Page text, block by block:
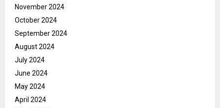
November 2024
October 2024
September 2024
August 2024
July 2024
June 2024
May 2024
April 2024